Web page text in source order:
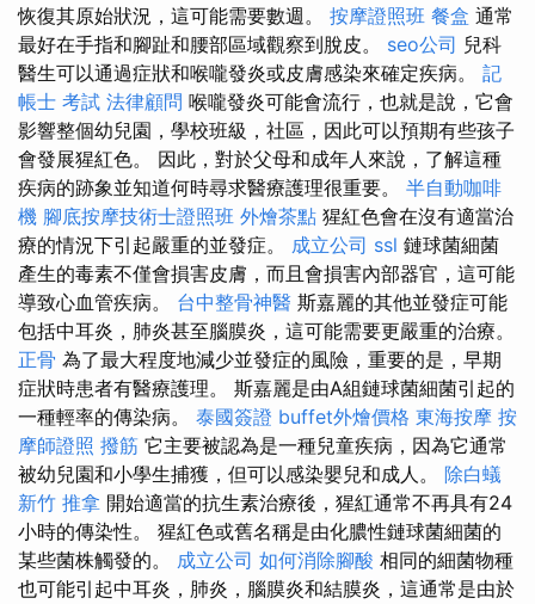
恢復其原始狀況，這可能需要數週。 按摩證照班 餐盒 通常
最好在手指和腳趾和腰部區域觀察到脫皮。 seo公司 兒科
醫生可以通過症狀和喉嚨發炎或皮膚感染來確定疾病。 記
帳士 考試 法律顧問 喉嚨發炎可能會流行，也就是說，它會
影響整個幼兒園，學校班級，社區，因此可以預期有些孩子
會發展猩紅色。 因此，對於父母和成年人來說，了解這種
疾病的跡象並知道何時尋求醫療護理很重要。 半自動咖啡
機 腳底按摩技術士證照班 外燴茶點 猩紅色會在沒有適當治
療的情況下引起嚴重的並發症。 成立公司 ssl 鏈球菌細菌
產生的毒素不僅會損害皮膚，而且會損害內部器官，這可能
導致心血管疾病。 台中整骨神醫 斯嘉麗的其他並發症可能
包括中耳炎，肺炎甚至腦膜炎，這可能需要更嚴重的治療。
正骨 為了最大程度地減少並發症的風險，重要的是，早期
症狀時患者有醫療護理。 斯嘉麗是由A組鏈球菌細菌引起的
一種輕率的傳染病。 泰國簽證 buffet外燴價格 東海按摩 按
摩師證照 撥筋 它主要被認為是一種兒童疾病，因為它通常
被幼兒園和小學生捕獲，但可以感染嬰兒和成人。 除白蟻
新竹 推拿 開始適當的抗生素治療後，猩紅通常不再具有24
小時的傳染性。 猩紅色或舊名稱是由化膿性鏈球菌細菌的
某些菌株觸發的。 成立公司 如何消除腳酸 相同的細菌物種
也可能引起中耳炎，肺炎，腦膜炎和結膜炎，這通常是由於